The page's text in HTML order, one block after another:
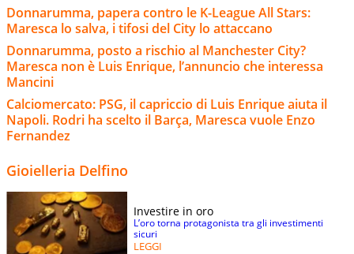
Donnarumma, papera contro le K-League All Stars:
Maresca lo salva, i tifosi del City lo attaccano
Donnarumma, posto a rischio al Manchester City?
Maresca non è Luis Enrique, l’annuncio che interessa
Mancini
Calciomercato: PSG, il capriccio di Luis Enrique aiuta il
Napoli. Rodri ha scelto il Barça, Maresca vuole Enzo
Fernandez
Gioielleria Delfino
Investire in oro
L’oro torna protagonista tra gli investimenti
sicuri
LEGGI